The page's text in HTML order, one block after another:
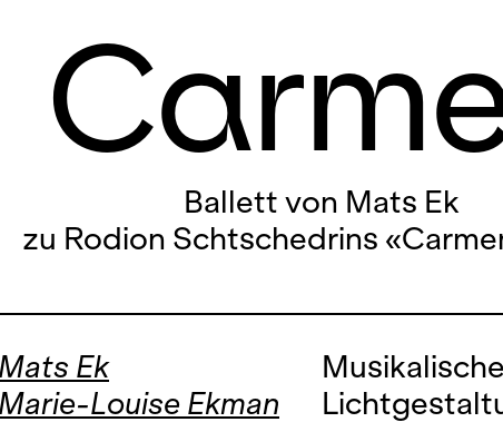
Ballett von Mats Ek
zu Rodion Schtschedrins
Mats Ek
Marie-Louise Ekman